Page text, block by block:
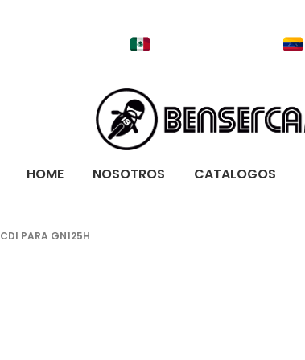
HOME NOSOTROS CATALOGOS
CDI PARA GN125H